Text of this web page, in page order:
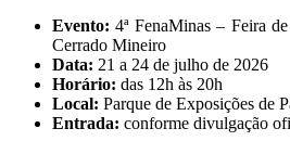
Evento: 4ª FenaMinas – Feira
Cerrado Mineiro
Data: 21 a 24 de julho de 2026
Horário: das 12h às 20h
Local: Parque de Exposições de
Entrada: conforme divulgação